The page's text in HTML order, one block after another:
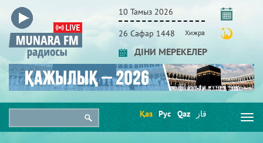
10 Тамыз 2026
26 Сафар 1448 Хижра
ДІНИ МЕРЕКЕЛЕР
Қаз Рус Qaz قاز